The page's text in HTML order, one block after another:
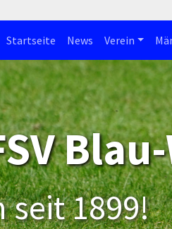
Startseite News Verein
seit 1899!